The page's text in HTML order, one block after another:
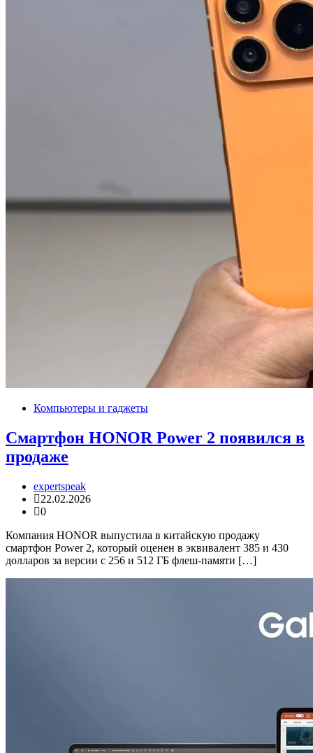
Компьютеры и гаджеты
Смартфон HONOR Power 2 появился в
продаже
expertspeak
22.02.2026
0
Компания HONOR выпустила в китайскую продажу
смартфон Power 2, который оценен в эквивалент 385 и 430
долларов за версии с 256 и 512 ГБ флеш-памяти […]